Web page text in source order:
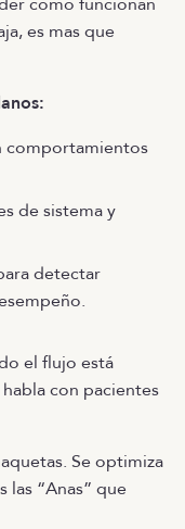
es mas que
comportamientos
de sistema y
detectar
el flujo está
con pacientes
Se optimiza
las “Anas” que